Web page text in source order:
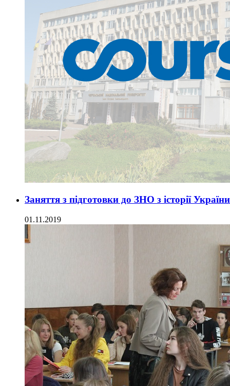
Заняття з підготовки до ЗНО з історії
01.11.2019